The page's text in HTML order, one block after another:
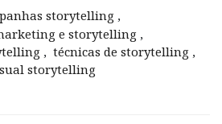
storytelling ,
e storytelling ,
, técnicas de storytelling ,
storytelling